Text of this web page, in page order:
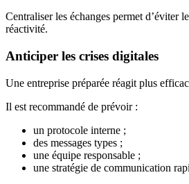
Centraliser les échanges permet d’éviter
réactivité.
Anticiper les crises digitales
Une entreprise préparée réagit plus
Il est recommandé de prévoir :
un protocole interne ;
des messages types ;
une équipe responsable ;
une stratégie de communication